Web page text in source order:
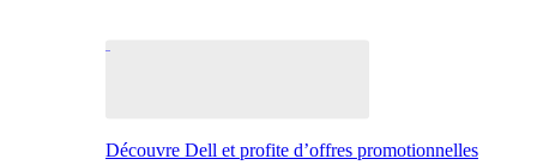
Découvre Dell et profite d’offres promotionnelles